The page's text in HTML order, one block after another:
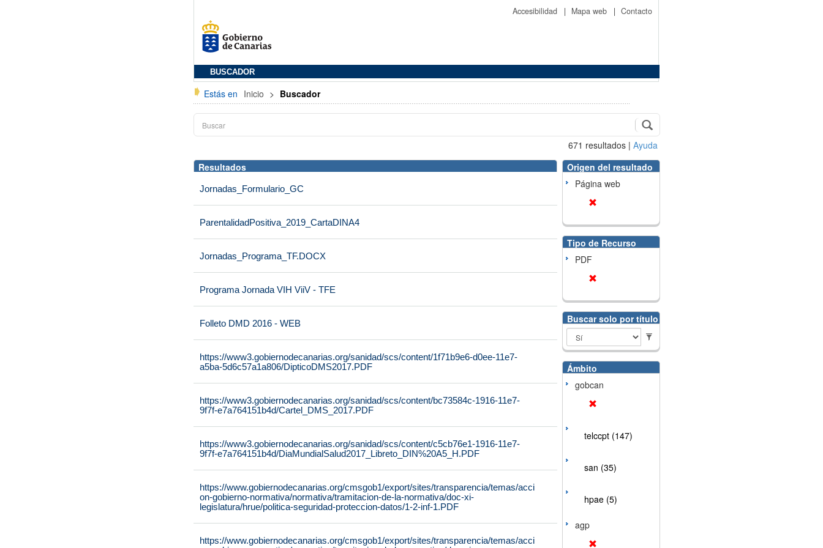
Accesibilidad | Mapa web | Contacto
BUSCADOR
Estás en Inicio > Buscador
671 resultados | Ayuda
Resultados
Jornadas_Formulario_GC
ParentalidadPositiva_2019_CartaDINA4
Jornadas_Programa_TF.DOCX
Programa Jornada VIH ViiV - TFE
Folleto DMD 2016 - WEB
https://www3.gobiernodecanarias.org/sanidad/scs/content/1f71b9e6-d0ee-11e7-
a5ba-5d6c57a1a806/DipticoDMS2017.PDF
https://www3.gobiernodecanarias.org/sanidad/scs/content/bc73584c-1916-11e7-
9f7f-e7a764151b4d/Cartel_DMS_2017.PDF
https://www3.gobiernodecanarias.org/sanidad/scs/content/c5cb76e1-1916-11e7-
9f7f-e7a764151b4d/DiaMundialSalud2017_Libreto_DIN%20A5_H.PDF
https://www.gobiernodecanarias.org/cmsgob1/export/sites/transparencia/temas/acci
on-gobierno-normativa/normativa/tramitacion-de-la-normativa/doc-xi-
legislatura/hrue/politica-seguridad-proteccion-datos/1-2-inf-1.PDF
https://www.gobiernodecanarias.org/cmsgob1/export/sites/transparencia/temas/acci
Origen del resultado
Página web
Tipo de Recurso
PDF
Buscar solo por título
Ámbito
gobcan
telccpt (147)
san (35)
hpae (5)
agp